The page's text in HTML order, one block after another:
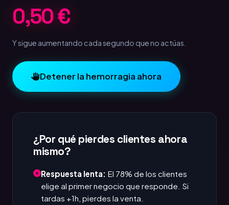
1,00 €
Y sigue aumentando cada segundo que no actúas.
Detener la hemorragia ahora
¿Por qué pierdes clientes ahora
mismo?
Respuesta lenta: El 78% de los clientes
elige al primer negocio que responde. Si
tardas +1h, pierdes la venta.